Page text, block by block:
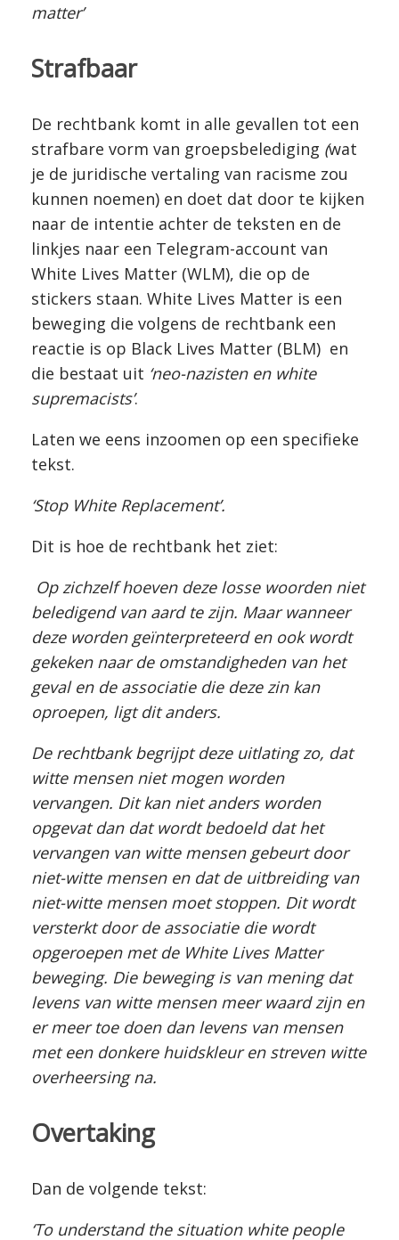
matter’
Strafbaar
De rechtbank komt in alle gevallen tot een
strafbare vorm van groepsbelediging (wat
je de juridische vertaling van racisme zou
kunnen noemen) en doet dat door te kijken
naar de intentie achter de teksten en de
linkjes naar een Telegram-account van
White Lives Matter (WLM), die op de
stickers staan. White Lives Matter is een
beweging die volgens de rechtbank een
reactie is op Black Lives Matter (BLM) en
die bestaat uit ‘neo-nazisten en white
supremacists’.
Laten we eens inzoomen op een specifieke
tekst.
‘Stop White Replacement’.
Dit is hoe de rechtbank het ziet:
Op zichzelf hoeven deze losse woorden niet
beledigend van aard te zijn. Maar wanneer
deze worden geïnterpreteerd en ook wordt
gekeken naar de omstandigheden van het
geval en de associatie die deze zin kan
oproepen, ligt dit anders.
De rechtbank begrijpt deze uitlating zo, dat
witte mensen niet mogen worden
vervangen. Dit kan niet anders worden
opgevat dan dat wordt bedoeld dat het
vervangen van witte mensen gebeurt door
niet-witte mensen en dat de uitbreiding van
niet-witte mensen moet stoppen. Dit wordt
versterkt door de associatie die wordt
opgeroepen met de White Lives Matter
beweging. Die beweging is van mening dat
levens van witte mensen meer waard zijn en
er meer toe doen dan levens van mensen
met een donkere huidskleur en streven witte
overheersing na.
Overtaking
Dan de volgende tekst:
‘To understand the situation white people